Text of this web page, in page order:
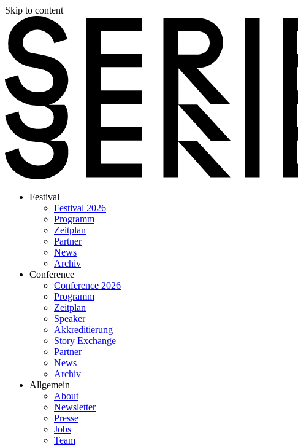
Skip to content
Festival
Festival 2026
Programm
Zeitplan
Partner
News
Archiv
Conference
Conference 2026
Programm
Zeitplan
Speaker
Akkreditierung
Story Exchange
Partner
News
Archiv
Allgemein
About
Newsletter
Presse
Jobs
Team